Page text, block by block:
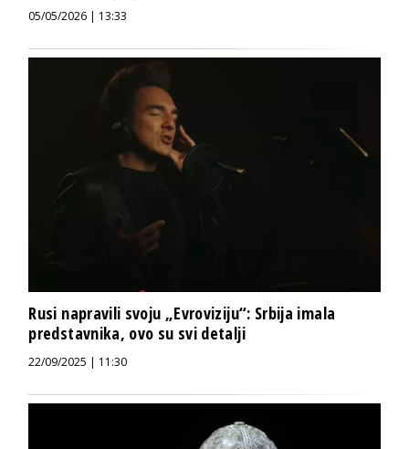
05/05/2026 | 13:33
Rusi napravili svoju „Evroviziju“: Srbija imala
predstavnika, ovo su svi detalji
22/09/2025 | 11:30